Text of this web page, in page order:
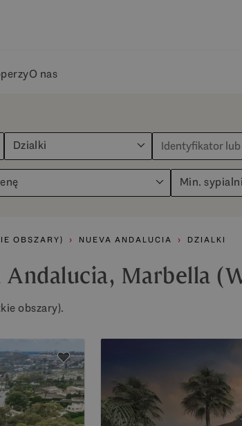
O nas
Dzialki
Min.
OBSZARY) NUEVA ANDALUCIA DZIALKI
Marbella
obszary).